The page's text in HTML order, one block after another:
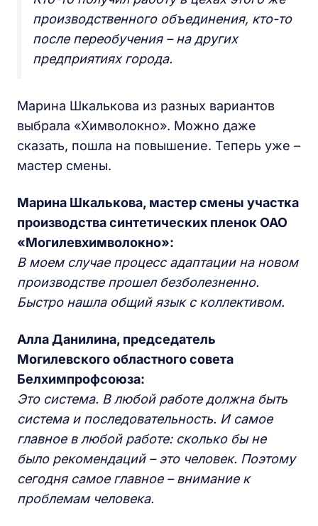
производственного объединения, кто-то
после переобучения – на других
предприятиях города.
Марина Шкалькова из разных вариантов
выбрала «Химволокно». Можно даже
сказать, пошла на повышение. Теперь уже –
мастер смены.
Марина Шкалькова, мастер смены участка
производства синтетических пленок ОАО
«Могилевхимволокно»:
В моем случае процесс адаптации на новом
производстве прошел безболезненно.
Быстро нашла общий язык с коллективом.
Алла Данилина, председатель
Могилевского областного совета
Белхимпрофсоюза:
Это система. В любой работе должна быть
система и последовательность. И самое
главное в любой работе: сколько бы не
было рекомендаций – это человек. Поэтому
сегодня самое главное – внимание к
проблемам человека.